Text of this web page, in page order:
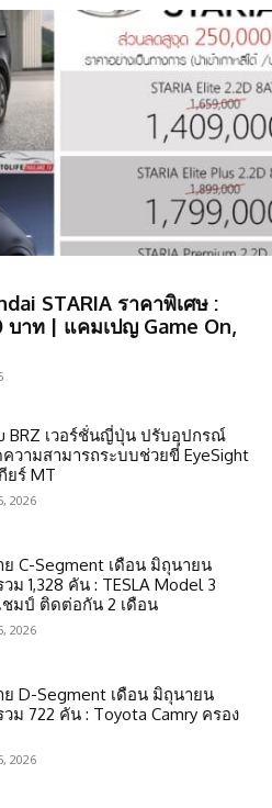
STARIA ราคาพิเศษ :
บาท | แคมเปญ Game On,
BRZ เวอร์ชั่นญี่ปุ่น ปรับอุปกรณ์
วามสามารถระบบช่วยขี่ EyeSight
ยร์ MT
2026
C-Segment เดือน มิถุนายน
ม 1,328 คัน : TESLA Model 3
ชมป์ ติดต่อกัน 2 เดือน
2026
D-Segment เดือน มิถุนายน
วม 722 คัน : Toyota Camry ครอง
2026